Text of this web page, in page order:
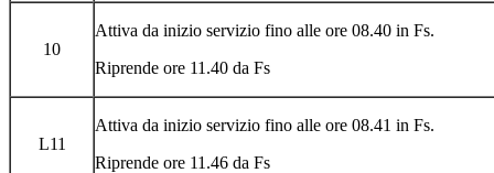
10
Attiva da inizio servizio fino alle ore 08.40 in Fs.
Riprende ore 11.40 da Fs
L11
Attiva da inizio servizio fino alle ore 08.41 in Fs.
Riprende ore 11.46 da Fs